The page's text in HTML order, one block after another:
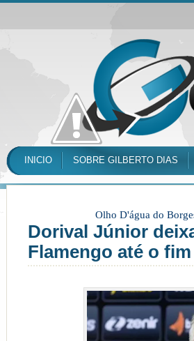
INICIO SOBRE GILBERTO DIAS
Olho D'água do
Dorival Júnior
Flamengo até o fim